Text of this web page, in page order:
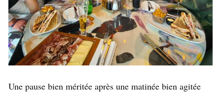
Une pause bien méritée après une matinée bien agitée